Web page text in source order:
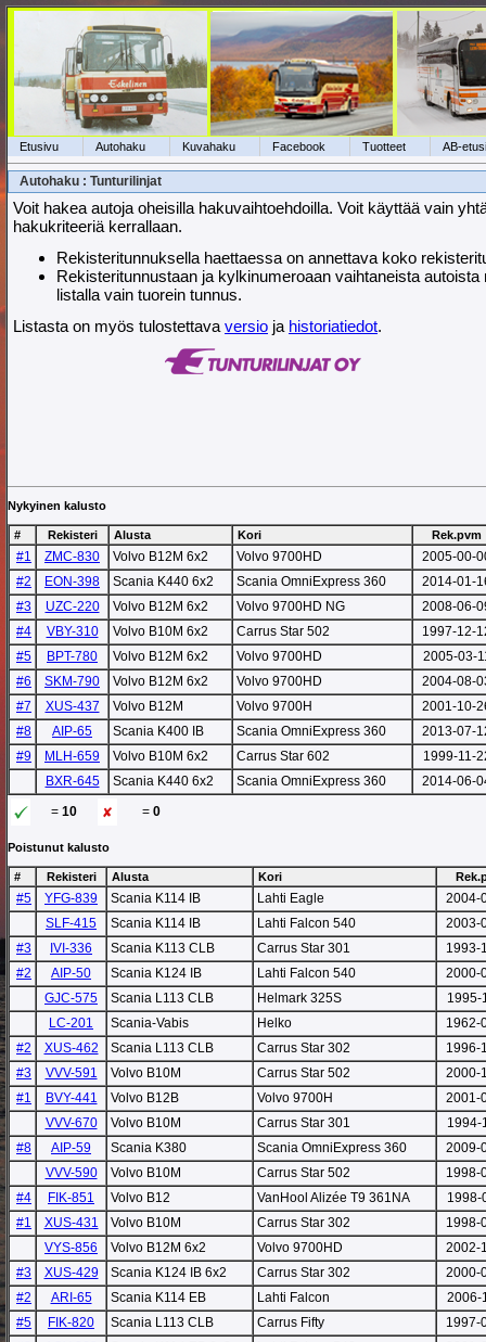
Etusivu Autohaku Kuvahaku Facebook Tuotteet AB-
Autohaku : Tunturilinjat
Voit hakea autoja oheisilla hakuvaihtoehdoilla. Voit käyttää vain
hakukriteeriä kerrallaan.
Rekisteritunnuksella haettaessa on annettava koko
Rekisteritunnustaan ja kylkinumeroaan vaihtaneista autoista
listalla vain tuorein tunnus.
Listasta on myös tulostettava versio ja historiatiedot.
Nykyinen kalusto
# Rekisteri Alusta Kori Rek.pvm
#1 ZMC-830 Volvo B12M 6x2 Volvo 9700HD
2005-00-
#2
EON-398 Scania K440 6x2 Scania OmniExpress 360
2014-01-
#3
UZC-220 Volvo B12M 6x2 Volvo 9700HD NG
2008-06-
#4
VBY-310 Volvo B10M 6x2 Carrus Star 502
1997-12-
#5
BPT-780 Volvo B12M 6x2 Volvo 9700HD
2005-03-
#6
SKM-790 Volvo B12M 6x2 Volvo 9700HD
2004-08-
#7
XUS-437 Volvo B12M Volvo 9700H
2001-10-
#8
AIP-65 Scania K400 IB Scania OmniExpress 360
2013-07-
#9
MLH-659 Volvo B10M 6x2 Carrus Star 602
1999-11-
BXR-645
Scania K440 6x2 Scania OmniExpress 360
2014-06-
= 10 = 0
Poistunut kalusto
# Rekisteri Alusta Kori
#5 YFG-839 Scania K114 IB Lahti Eagle
2004-
SLF-415
Scania K114 IB Lahti Falcon 540
2003-
#3
IVI-336 Scania K113 CLB Carrus Star 301
1993-
#2
AIP-50 Scania K124 IB Lahti Falcon 540
2000-
GJC-575
Scania L113 CLB Helmark 325S
1995-
LC-201
Scania-Vabis Helko
1962-
#2
XUS-462 Scania L113 CLB Carrus Star 302
1996-
#3
VVV-591 Volvo B10M Carrus Star 502
2000-
#1
BVY-441 Volvo B12B Volvo 9700H
2001-
VVV-670
Volvo B10M Carrus Star 301
1994-
#8
AIP-59 Scania K380 Scania OmniExpress 360
2009-
VVV-590
Volvo B10M Carrus Star 502
1998-
#4
FIK-851 Volvo B12 VanHool Alizée T9 361NA
1998-
#1
XUS-431 Volvo B10M Carrus Star 302
1998-
VYS-856
Volvo B12M 6x2 Volvo 9700HD
2002-
#3
XUS-429 Scania K124 IB 6x2 Carrus Star 302
2000-
#2
ARI-65 Scania K114 EB Lahti Falcon
2006-
#5
FIK-820 Scania L113 CLB Carrus Fifty
1997-